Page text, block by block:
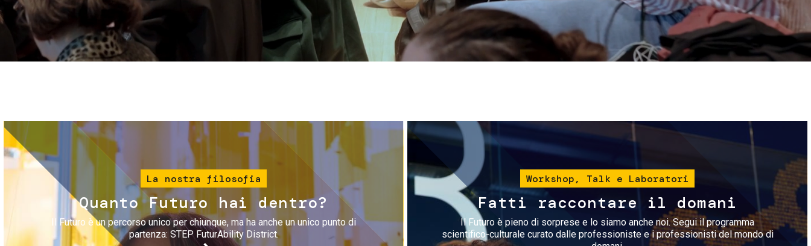
Immagine
La nostra filosofia
Quanto Futuro hai dentro?
Il Futuro è un percorso unico per chiunque, ma ha anche un unico punto di
partenza: STEP FuturAbility District.
Immagine
Workshop, Talk e Laboratori
Fatti raccontare il domani
Il Futuro è pieno di sorprese e lo siamo anche noi. Segui il programma
scientifico-culturale curato dalle professioniste e i professionisti del mondo di